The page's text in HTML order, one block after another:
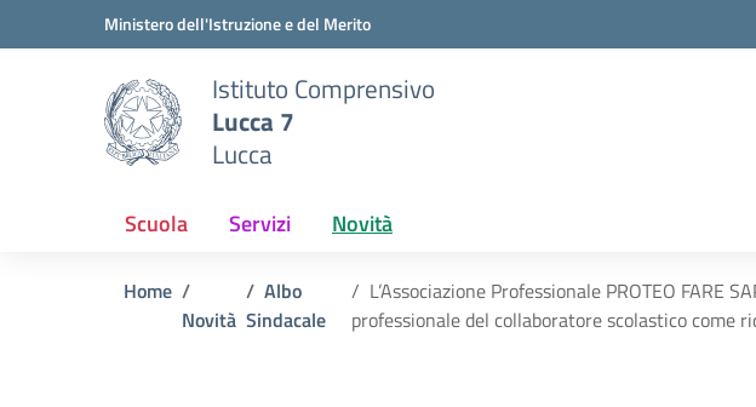
Vai ai contenuti
Vai al menu di navigazioneMinistero dell'Istruzione e del Merito
Istituto Comprensivo
Lucca 7
Lucca
Scuola Servizi Novità
Home
Novità
Albo
Sindacale
L’Associazione Professionale PROTEO FARE
professionale del collaboratore scolastico come